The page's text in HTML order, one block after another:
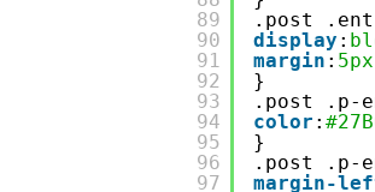
89
90
91
92
93
94
95
96
97
.post
display :
margin : 5px
}
.post .p-
color :
}
.post
margin-